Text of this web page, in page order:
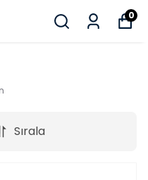
0
Sırala